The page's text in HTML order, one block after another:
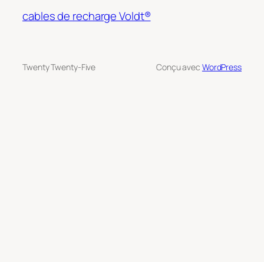
cables de recharge Voldt®
Twenty Twenty-Five Conçu avec WordPress